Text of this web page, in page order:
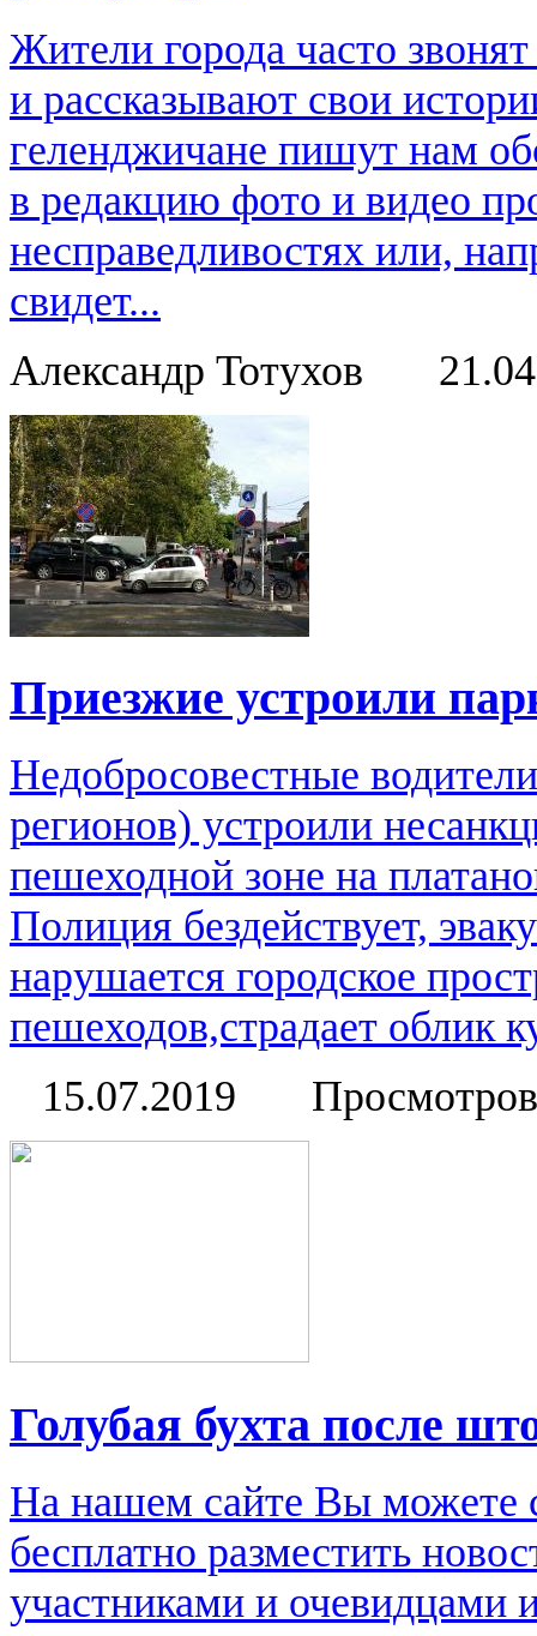
Жители города часто
и рассказывают свои
геленджичане пишут нам
в редакцию фото и видео
несправедливостях или,
свидет...
Александр Тотухов
Приезжие устроили
Недобросовестные
регионов) устроили
пешеходной зоне на
Полиция бездействует,
нарушается городское
пешеходов,страдает облик
15.07.2019
Голубая бухта после
На нашем сайте Вы можете
бесплатно разместить
участниками и очевидцами